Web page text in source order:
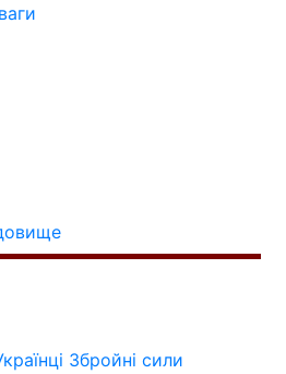
Збройні сили